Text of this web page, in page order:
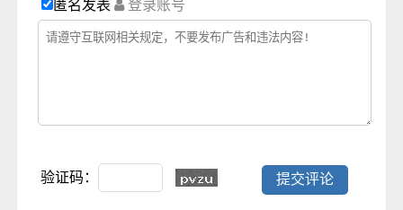
匿名发表 登录账号
验证码：